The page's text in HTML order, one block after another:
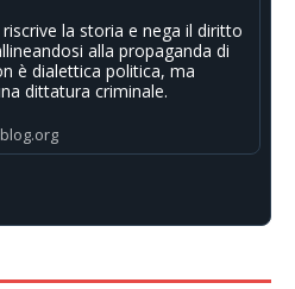
la storia e nega il diritto
alla propaganda di
è dialettica politica, ma
dittatura criminale.